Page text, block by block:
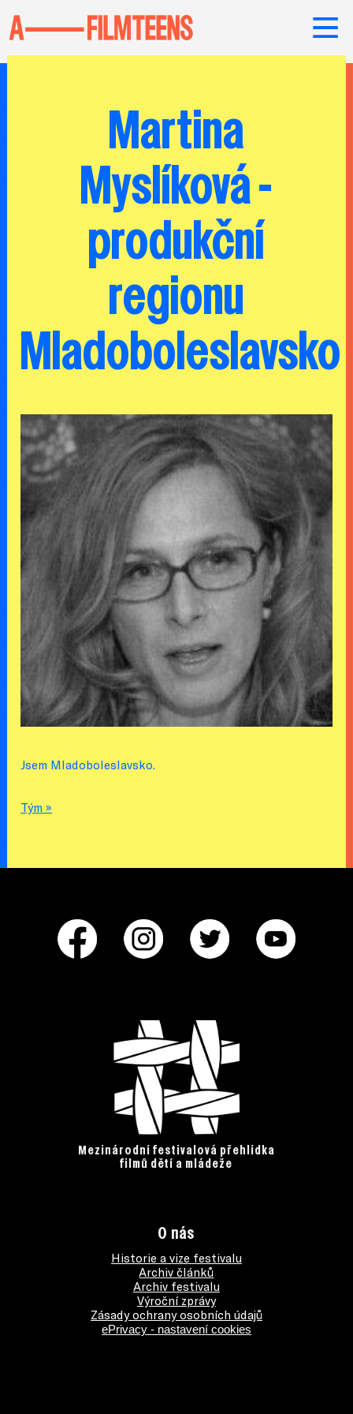
Martina
Myslíková -
produkční
regionu
Mladoboleslavsko
Jsem Mladoboleslavsko.
Tým »
Mezinárodní festivalová přehlídka
filmů dětí a mládeže
O nás
Historie a vize festivalu
Archiv článků
Archiv festivalu
Výroční zprávy
Zásady ochrany osobních údajů
ePrivacy - nastavení cookies